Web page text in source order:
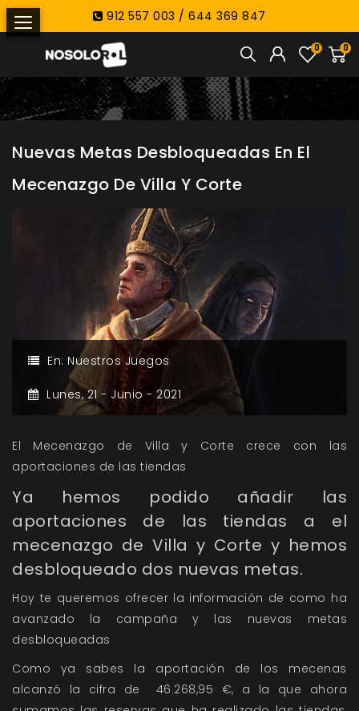
912 557 003 / 644 369 847
0
0
Nuevas Metas Desbloqueadas En El
Mecenazgo De Villa Y Corte
En: Nuestros Juegos
Lunes, 21 - Junio - 2021
El Mecenazgo de Villa y Corte crece con las
aportaciones de las tiendas
Ya hemos podido añadir las
aportaciones de las tiendas a el
mecenazgo de Villa y Corte y hemos
desbloqueado dos nuevas metas.
Hoy te queremos ofrecer la información de como ha
avanzado la campaña y las nuevas metas
desbloqueadas
Como ya sabes la aportación de los mecenas
alcanzó la cifra de 46.268,95 €, a la que ahora